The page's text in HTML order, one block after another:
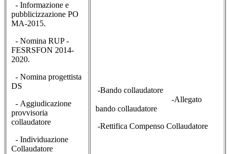
- Informazione e
pubblicizzazione PO
MA-2015.
- Nomina RUP -
FESRSFON 2014-
2020.
- Nomina progettista
DS
- Aggiudicazione
provvisoria
collaudatore
- Individuazione
Collaudatore
-Bando collaudatore
-Allegato
bando collaudatore
-Rettifica Compenso Collaudatore